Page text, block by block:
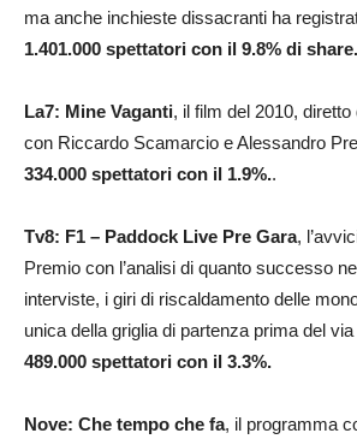
ma anche inchieste dissacranti ha
1.401.000 spettatori con il 9.8% di share.
La7: Mine Vaganti, il film del 2010,
con Riccardo Scamarcio e Alessandro
334.000 spettatori con il 1.9%..
Tv8: F1 – Paddock Live Pre Gara,
Premio con l’analisi di quanto successo
interviste, i giri di riscaldamento delle
unica della griglia di partenza prima del
489.000 spettatori con il 3.3%.
Nove: Che tempo che fa, il programma